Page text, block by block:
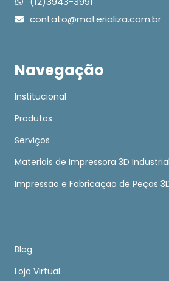
contato@materializa.com.br
Navegação
Institucional
Produtos
Serviços
Materiais de Impressora 3D Industrial
Impressão e Fabricação de Peças
Blog
Loja Virtual